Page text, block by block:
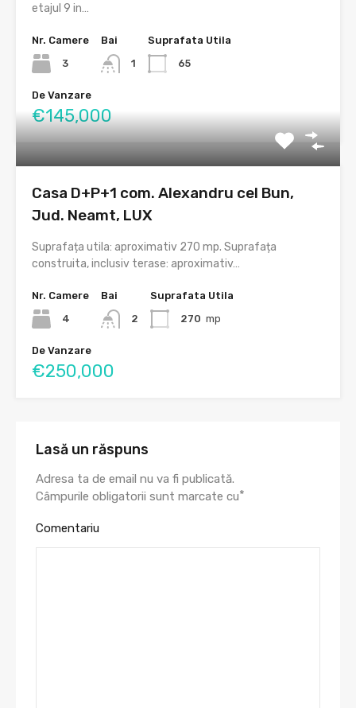
etajul 9 in…
Nr. Camere
3
Bai
1
Suprafata Utila
65
De Vanzare
€145,000
Casa D+P+1 com. Alexandru cel Bun,
Jud. Neamt, LUX
Suprafața utila: aproximativ 270 mp. Suprafața
construita, inclusiv terase: aproximativ…
Nr. Camere
4
Bai
2
Suprafata Utila
270 mp
De Vanzare
€250,000
Lasă un răspuns
Adresa ta de email nu va fi publicată.
Câmpurile obligatorii sunt marcate cu*
Comentariu